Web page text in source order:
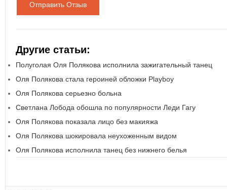
Отправить Отзыв
Другие статьи:
Полуголая Оля Полякова исполнила зажигательный танец
Оля Полякова стала героиней обложки Playboy
Оля Полякова серьезно больна
Светлана Лобода обошла по популярности Леди Гагу
Оля Полякова показала лицо без макияжа
Оля Полякова шокировала неухоженным видом
Оля Полякова исполнила танец без нижнего белья